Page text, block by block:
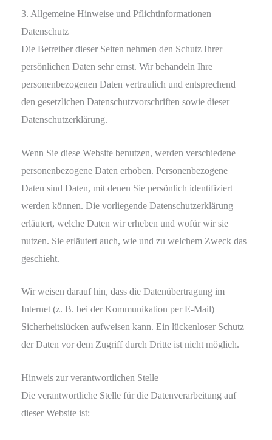
3. Allgemeine Hinweise und Pflicht­informationen
Datenschutz
Die Betreiber dieser Seiten nehmen den Schutz Ihrer
persönlichen Daten sehr ernst. Wir behandeln Ihre
personenbezogenen Daten vertraulich und entsprechend
den gesetzlichen Datenschutzvorschriften sowie dieser
Datenschutzerklärung.
Wenn Sie diese Website benutzen, werden verschiedene
personenbezogene Daten erhoben. Personenbezogene
Daten sind Daten, mit denen Sie persönlich identifiziert
werden können. Die vorliegende Datenschutzerklärung
erläutert, welche Daten wir erheben und wofür wir sie
nutzen. Sie erläutert auch, wie und zu welchem Zweck das
geschieht.
Wir weisen darauf hin, dass die Datenübertragung im
Internet (z. B. bei der Kommunikation per E-Mail)
Sicherheitslücken aufweisen kann. Ein lückenloser Schutz
der Daten vor dem Zugriff durch Dritte ist nicht möglich.
Hinweis zur verantwortlichen Stelle
Die verantwortliche Stelle für die Datenverarbeitung auf
dieser Website ist: